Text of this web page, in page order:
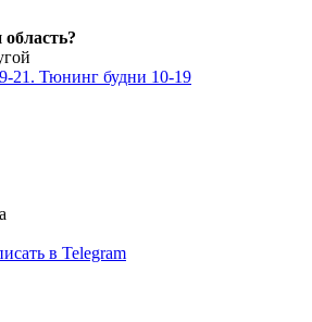
21. Тюнинг будни 10-19
в Telegram